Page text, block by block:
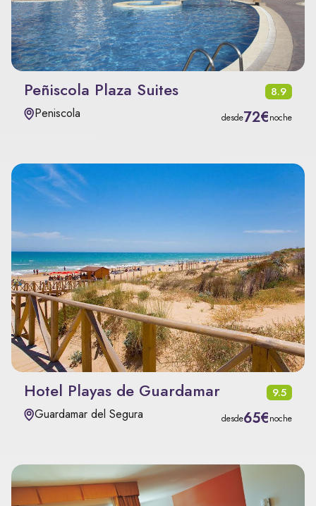
Peñiscola Plaza Suites 8.9
Peniscola desde72€noche
Hotel Playas de Guardamar 9.5
Guardamar del Segura desde65€noche